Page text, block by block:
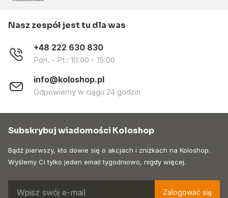
Nasz zespół jest tu dla was
+48 222 630 830
Pon. - Pt.: 10:00 - 15:00
info@koloshop.pl
Odpowiemy w ciągu 24 godzin
Subskrybuj wiadomości Koloshop
Bądź pierwszy, kto dowie się o akcjach i zniżkach na Koloshop.
Wyślemy Ci tylko jeden email tygodniowo, nigdy więcej.
Zalogować się